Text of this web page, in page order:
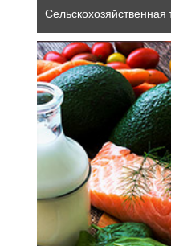
Сельскохозяйственная
Немецкая пищевая
промышленность
качеством и
ставку на
безвредное для
ответственное
что является